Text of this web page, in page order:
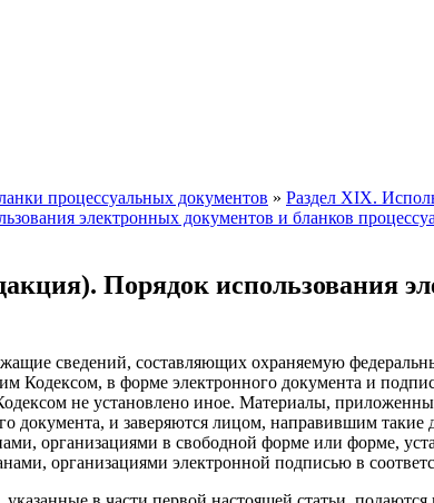
процессуальных документов » Раздел XIX.
электронных документов и бланков
Порядок использования
сведений, составляющих охраняемую
Кодексом, в форме электронного документа и
не установлено иное. Материалы,
документа, и заверяются лицом, направившим
организациями в свободной форме или форме,
организациями электронной подписью в